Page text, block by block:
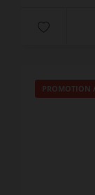
PROMOTION /